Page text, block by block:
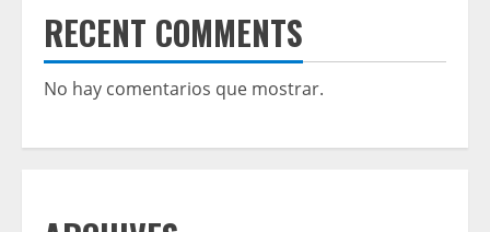
RECENT COMMENTS
No hay comentarios que mostrar.